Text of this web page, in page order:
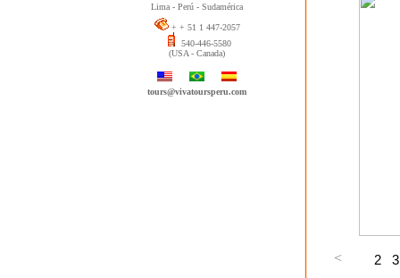
Lima - Perú - Sudamérica
+ + 51 1 447-2057
540-446-5580
(USA - Canada)
tours@vivatoursperu.com